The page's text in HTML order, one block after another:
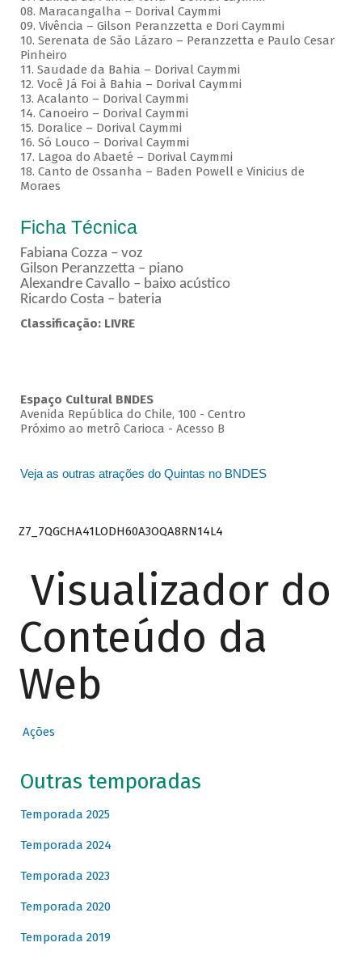
08. Maracangalha – Dorival Caymmi
09. Vivência – Gilson Peranzzetta e Dori Caymmi
10. Serenata de São Lázaro – Peranzzetta e Paulo Cesar
Pinheiro
11. Saudade da Bahia – Dorival Caymmi
12. Você Já Foi à Bahia – Dorival Caymmi
13. Acalanto – Dorival Caymmi
14. Canoeiro – Dorival Caymmi
15. Doralice – Dorival Caymmi
16. Só Louco – Dorival Caymmi
17. Lagoa do Abaeté – Dorival Caymmi
18. Canto de Ossanha – Baden Powell e Vinicius de
Moraes
Ficha Técnica
Fabiana Cozza – voz
Gilson Peranzzetta – piano
Alexandre Cavallo – baixo acústico
Ricardo Costa – bateria
Classificação: LIVRE
Espaço Cultural BNDES
Avenida República do Chile, 100 - Centro
Próximo ao metrô Carioca - Acesso B
Veja as outras atrações do Quintas no BNDES
Z7_7QGCHA41LODH60A3OQA8RN14L4
Visualizador do
Conteúdo da
Web
Ações
Outras temporadas
Temporada 2025
Temporada 2024
Temporada 2023
Temporada 2020
Temporada 2019